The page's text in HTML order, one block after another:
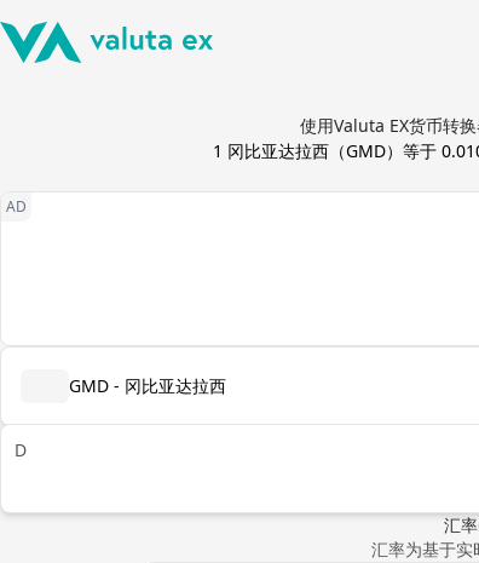
使用Valuta EX货币转
1 冈比亚达拉西（GMD）等于
GMD - 冈比亚达拉西
D
汇率
汇率为基于实